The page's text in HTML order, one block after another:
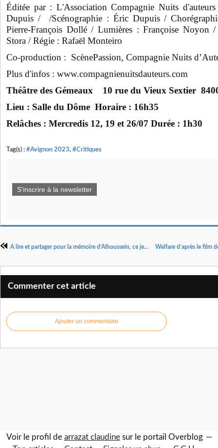
Éditée par : L'Association Compagnie Nuits
Dupuis / /Scénographie : Éric Dupuis /
Pierre-François Dollé / Lumières : Françoise Noyon
Stora / Régie : Rafaël Monteiro
Co-production : ScènePassion, Compagnie Nuits
Plus d'infos : www.compagnienuitsdauteurs.com
Théâtre des Gémeaux 10 rue du Vieux Sextier
Lieu : Salle du Dôme Horaire : 16h35
Relâches : Mercredis 12, 19 et 26/07 Durée : 1h30
Tag(s) : #Avignon 2023, #Critiques
S'inscrire à la newsletter
A lire et partager pour la mémoire d’Alhoussein, ce jeune homme tué lors d'un contrôle de police à Angouléme.
Commenter cet article
Ajouter un commentaire
Voir le profil de arrazat claudinesur le portail Overblog